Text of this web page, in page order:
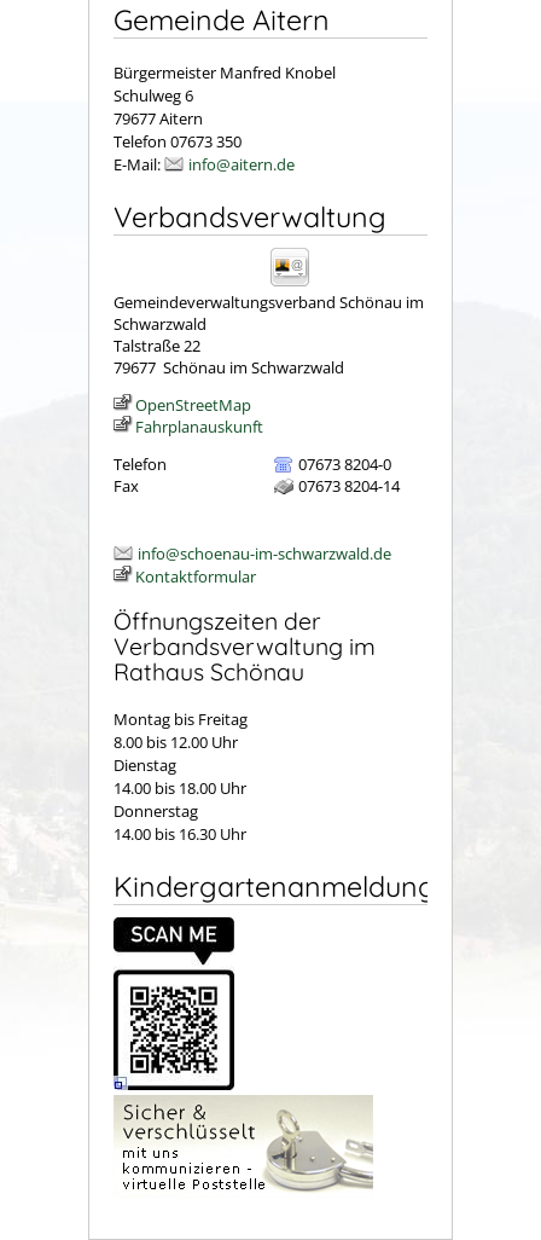
Gemeinde Aitern
Bürgermeister Manfred Knobel
Schulweg 6
79677 Aitern
Telefon 07673 350
E-Mail:
info@aitern.de
Verbandsverwaltung
Gemeindeverwaltungsverband Schönau im
Schwarzwald
Talstraße 22
79677 Schönau im Schwarzwald
OpenStreetMap
Fahrplanauskunft
Telefon
07673 8204-0
Fax
07673 8204-14
info@schoenau-im-schwarzwald.de
Kontaktformular
Öffnungszeiten der
Verbandsverwaltung im
Rathaus Schönau
Montag bis Freitag
8.00 bis 12.00 Uhr
Dienstag
14.00 bis 18.00 Uhr
Donnerstag
14.00 bis 16.30 Uhr
Kindergartenanmeldung